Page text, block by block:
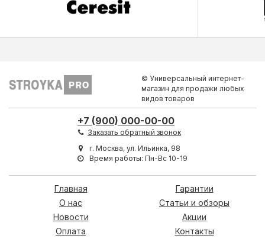
© Универсальный интернет-
магазин для продажи любых
видов товаров
+7 (900) 000-00-00
Заказать обратный звонок
г. Москва, ул. Ильинка, 98
Время работы: Пн-Вс 10-19
Главная
О нас
Новости
Оплата
Гарантии
Статьи и обзоры
Акции
Контакты